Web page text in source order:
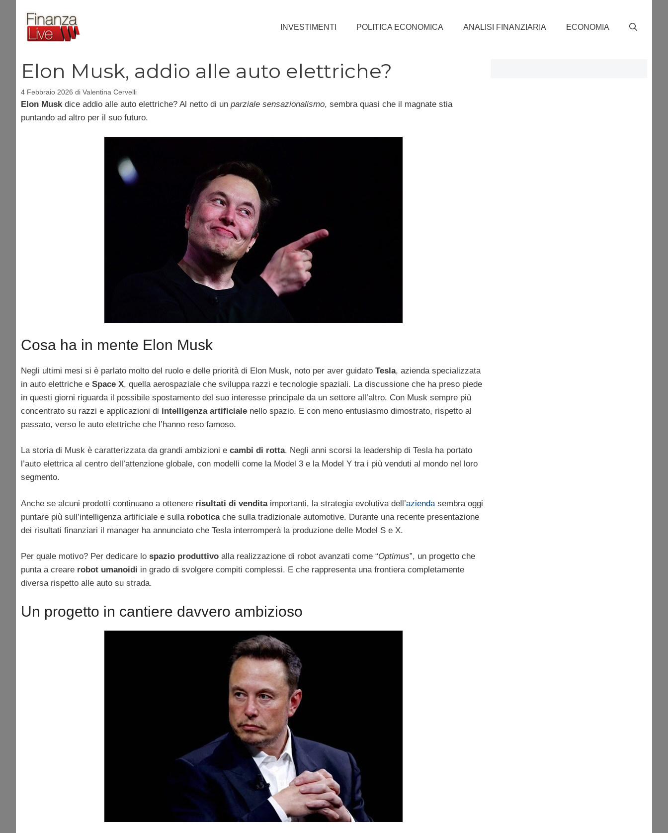
contenuto
INVESTIMENTI POLITICA ECONOMICA ANALISI FINANZIARIA ECONOMIA
Elon Musk, addio alle auto elettriche?
4 Febbraio 2026 di Valentina Cervelli
Elon Musk dice addio alle auto elettriche? Al netto di un parziale sensazionalismo, sembra quasi che il magnate stia
puntando ad altro per il suo futuro.
Cosa ha in mente Elon Musk
Negli ultimi mesi si è parlato molto del ruolo e delle priorità di Elon Musk, noto per aver guidato Tesla, azienda specializzata
in auto elettriche e Space X, quella aerospaziale che sviluppa razzi e tecnologie spaziali. La discussione che ha preso piede
in questi giorni riguarda il possibile spostamento del suo interesse principale da un settore all’altro. Con Musk sempre più
concentrato su razzi e applicazioni di intelligenza artificiale nello spazio. E con meno entusiasmo dimostrato, rispetto al
passato, verso le auto elettriche che l’hanno reso famoso.
La storia di Musk è caratterizzata da grandi ambizioni e cambi di rotta. Negli anni scorsi la leadership di Tesla ha portato
l’auto elettrica al centro dell’attenzione globale, con modelli come la Model 3 e la Model Y tra i più venduti al mondo nel loro
segmento.
Anche se alcuni prodotti continuano a ottenere risultati di venditaimportanti, la strategia evolutiva dell’azienda sembra oggi
puntare più sull’intelligenza artificiale e sulla roboticache sulla tradizionale automotive. Durante una recente presentazione
dei risultati finanziari il manager ha annunciato che Tesla interromperà la produzione delle Model S e X.
Per quale motivo? Per dedicare lo spazio produttivo alla realizzazione di robot avanzati come “Optimus”, un progetto che
punta a creare robot umanoidi in grado di svolgere compiti complessi. E che rappresenta una frontiera completamente
diversa rispetto alle auto su strada.
Un progetto in cantiere davvero ambizioso